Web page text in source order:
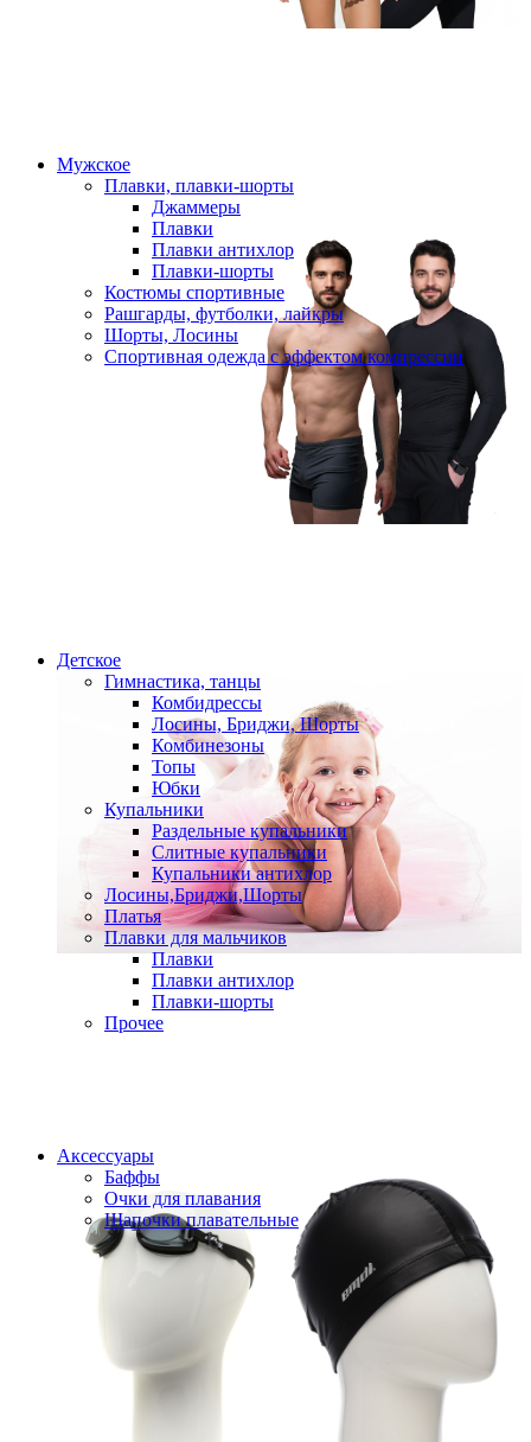
Мужское
Плавки, плавки-шорты
Джаммеры
Плавки
Плавки антихлор
Плавки-шорты
Костюмы спортивные
Рашгарды, футболки, лайкры
Шорты, Лосины
Спортивная одежда с эффектом компрессии
Детское
Гимнастика, танцы
Комбидрессы
Лосины, Бриджи, Шорты
Комбинезоны
Топы
Юбки
Купальники
Раздельные купальники
Слитные купальники
Купальники антихлор
Лосины,Бриджи,Шорты
Платья
Плавки для мальчиков
Плавки
Плавки антихлор
Плавки-шорты
Прочее
Аксессуары
Баффы
Очки для плавания
Шапочки плавательные